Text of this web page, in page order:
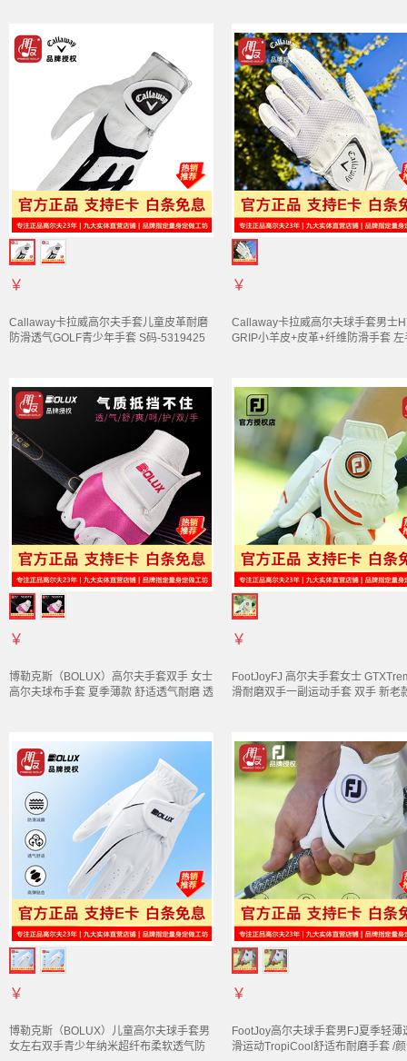
￥
Callaway卡拉威高尔夫手套儿童皮革耐磨
防滑透气GOLF青少年手套 S码-5319425
￥
Callaway卡拉威高尔夫球手套男士
GRIP小羊皮+皮革+纤维防滑手套 左
￥
博勒克斯（BOLUX）高尔夫手套双手 女士
高尔夫球布手套 夏季薄款 舒适透气耐磨 透
￥
FootJoyFJ 高尔夫手套女士
滑耐磨双手一副运动手套 双手 新老
￥
博勒克斯（BOLUX）儿童高尔夫球手套男
女左右双手青少年纳米超纤布柔软透气防
￥
FootJoy高尔夫球手套男FJ夏季轻薄
滑运动TropiCool舒适布耐磨手套 /